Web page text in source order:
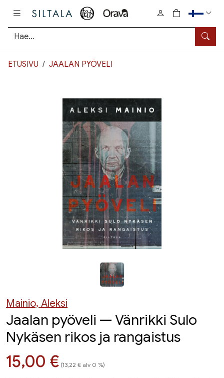
Hae
0
tuotetta
ETUSIVU JAALAN PYÖVELI
Mainio, Aleksi
Jaalan pyöveli — Vänrikki Sulo
Nykäsen rikos ja rangaistus
Hinta nyt
15,00 € (13,22 € alv 0 %)